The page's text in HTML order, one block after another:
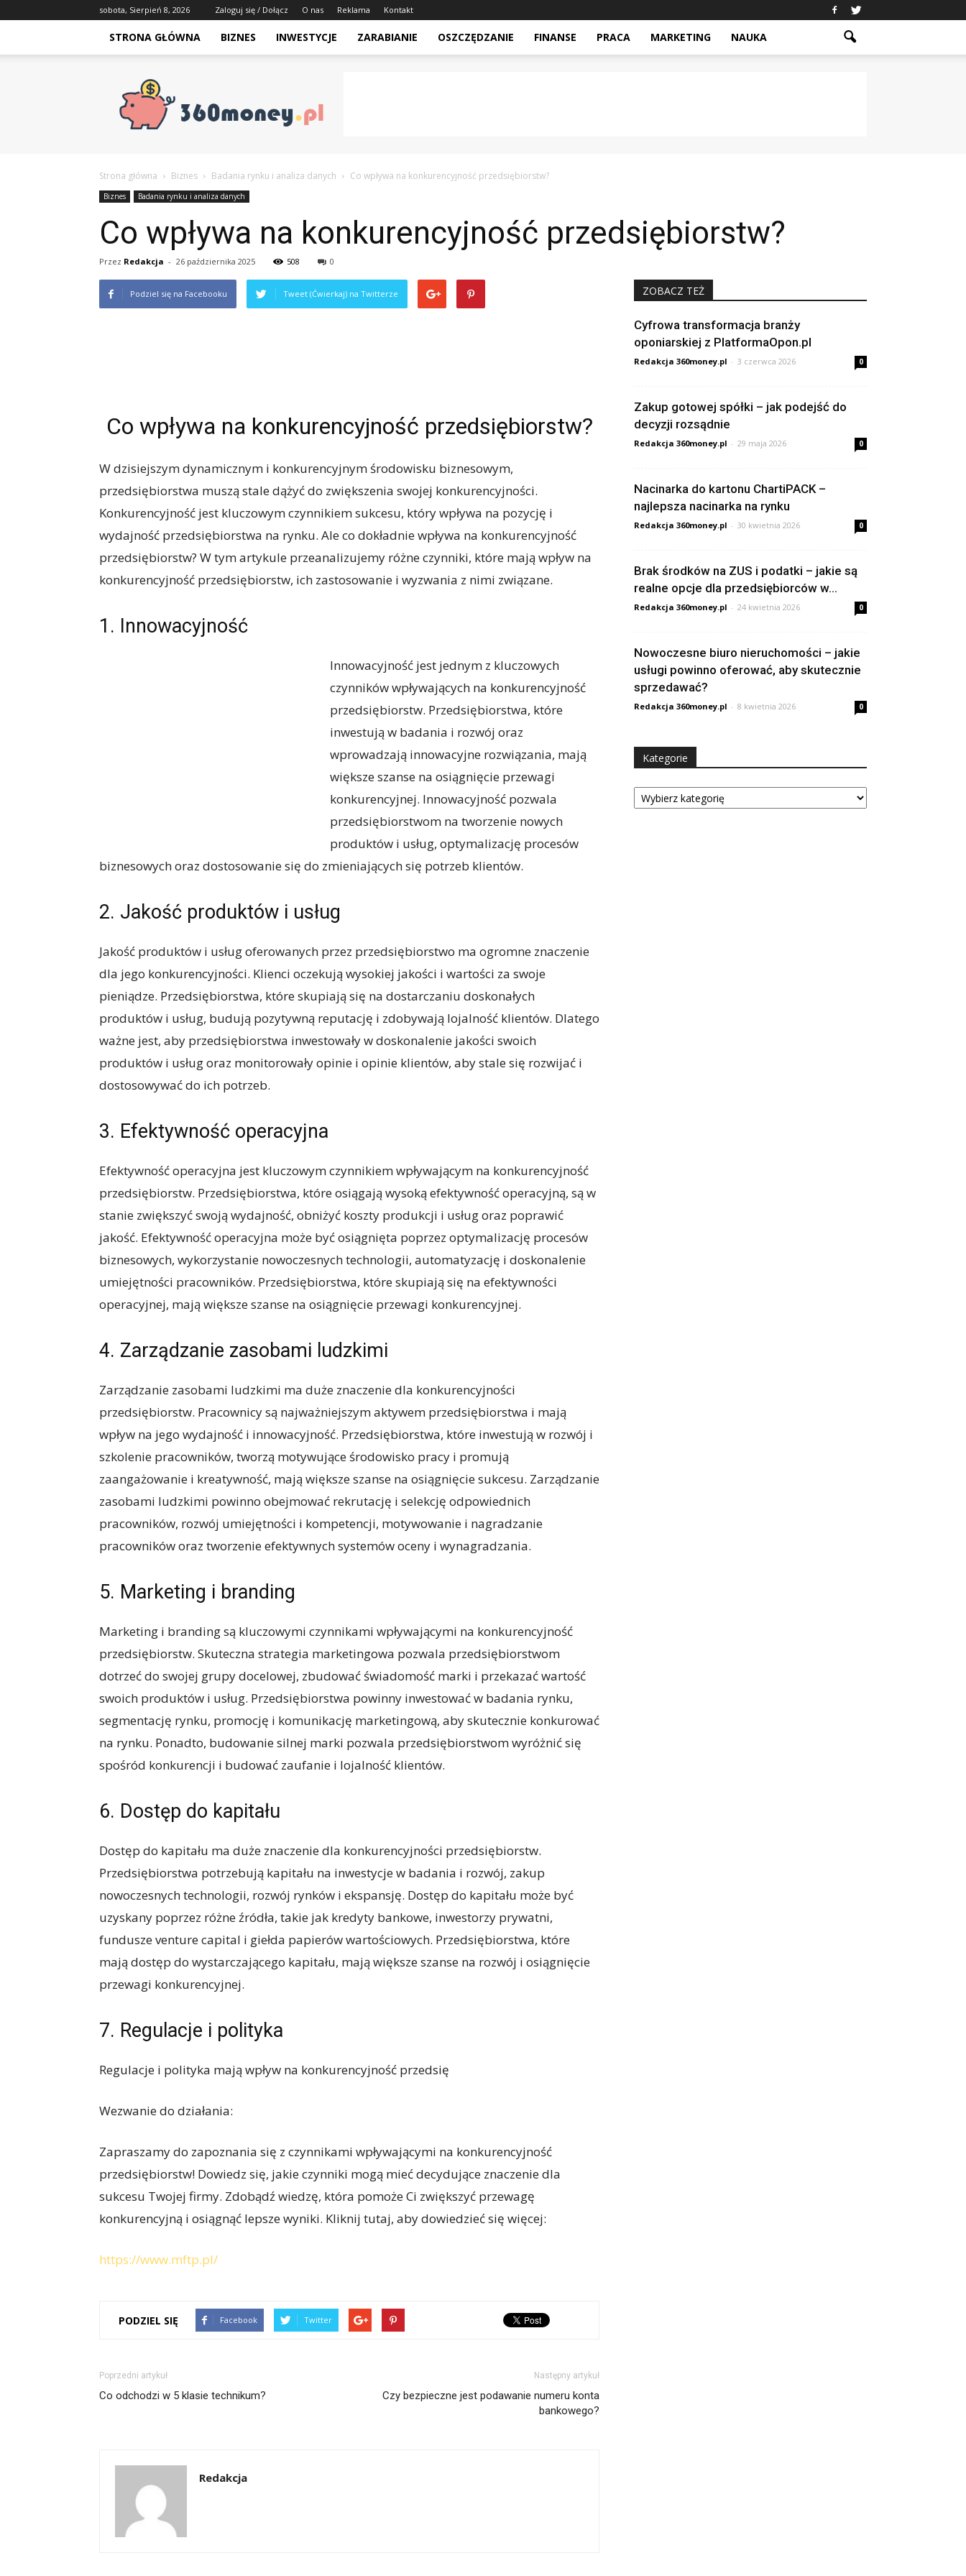
sobota, Sierpień 8, 2026 Zaloguj się / Dołącz O nas Reklama Kontakt
STRONA GŁÓWNA BIZNES INWESTYCJE ZARABIANIE OSZCZĘDZANIE FINANSE PRACA MARKETING NAUKA
Strona główna Biznes Badania rynku i analiza danych Co wpływa na konkurencyjność przedsiębiorstw?
Biznes Badania rynku i analiza danych
Co wpływa na konkurencyjność przedsiębiorstw?
Przez Redakcja - 26 października 2025 508 0
Podziel się na Facebooku Tweet (Ćwierkaj) na Twitterze
Co wpływa na konkurencyjność przedsiębiorstw?
W dzisiejszym dynamicznym i konkurencyjnym środowisku biznesowym,
przedsiębiorstwa muszą stale dążyć do zwiększenia swojej konkurencyjności.
Konkurencyjność jest kluczowym czynnikiem sukcesu, który wpływa na pozycję i
wydajność przedsiębiorstwa na rynku. Ale co dokładnie wpływa na konkurencyjność
przedsiębiorstw? W tym artykule przeanalizujemy różne czynniki, które mają wpływ na
konkurencyjność przedsiębiorstw, ich zastosowanie i wyzwania z nimi związane.
1. Innowacyjność
Innowacyjność jest jednym z kluczowych
czynników wpływających na konkurencyjność
przedsiębiorstw. Przedsiębiorstwa, które
inwestują w badania i rozwój oraz
wprowadzają innowacyjne rozwiązania, mają
większe szanse na osiągnięcie przewagi
konkurencyjnej. Innowacyjność pozwala
przedsiębiorstwom na tworzenie nowych
produktów i usług, optymalizację procesów
biznesowych oraz dostosowanie się do zmieniających się potrzeb klientów.
2. Jakość produktów i usług
Jakość produktów i usług oferowanych przez przedsiębiorstwo ma ogromne znaczenie
dla jego konkurencyjności. Klienci oczekują wysokiej jakości i wartości za swoje
pieniądze. Przedsiębiorstwa, które skupiają się na dostarczaniu doskonałych
produktów i usług, budują pozytywną reputację i zdobywają lojalność klientów. Dlatego
ważne jest, aby przedsiębiorstwa inwestowały w doskonalenie jakości swoich
produktów i usług oraz monitorowały opinie i opinie klientów, aby stale się rozwijać i
dostosowywać do ich potrzeb.
3. Efektywność operacyjna
Efektywność operacyjna jest kluczowym czynnikiem wpływającym na konkurencyjność
przedsiębiorstw. Przedsiębiorstwa, które osiągają wysoką efektywność operacyjną, są w
stanie zwiększyć swoją wydajność, obniżyć koszty produkcji i usług oraz poprawić
jakość. Efektywność operacyjna może być osiągnięta poprzez optymalizację procesów
biznesowych, wykorzystanie nowoczesnych technologii, automatyzację i doskonalenie
umiejętności pracowników. Przedsiębiorstwa, które skupiają się na efektywności
operacyjnej, mają większe szanse na osiągnięcie przewagi konkurencyjnej.
4. Zarządzanie zasobami ludzkimi
Zarządzanie zasobami ludzkimi ma duże znaczenie dla konkurencyjności
przedsiębiorstw. Pracownicy są najważniejszym aktywem przedsiębiorstwa i mają
wpływ na jego wydajność i innowacyjność. Przedsiębiorstwa, które inwestują w rozwój i
szkolenie pracowników, tworzą motywujące środowisko pracy i promują
zaangażowanie i kreatywność, mają większe szanse na osiągnięcie sukcesu. Zarządzanie
zasobami ludzkimi powinno obejmować rekrutację i selekcję odpowiednich
pracowników, rozwój umiejętności i kompetencji, motywowanie i nagradzanie
pracowników oraz tworzenie efektywnych systemów oceny i wynagradzania.
5. Marketing i branding
Marketing i branding są kluczowymi czynnikami wpływającymi na konkurencyjność
przedsiębiorstw. Skuteczna strategia marketingowa pozwala przedsiębiorstwom
dotrzeć do swojej grupy docelowej, zbudować świadomość marki i przekazać wartość
swoich produktów i usług. Przedsiębiorstwa powinny inwestować w badania rynku,
segmentację rynku, promocję i komunikację marketingową, aby skutecznie konkurować
na rynku. Ponadto, budowanie silnej marki pozwala przedsiębiorstwom wyróżnić się
spośród konkurencji i budować zaufanie i lojalność klientów.
6. Dostęp do kapitału
Dostęp do kapitału ma duże znaczenie dla konkurencyjności przedsiębiorstw.
Przedsiębiorstwa potrzebują kapitału na inwestycje w badania i rozwój, zakup
nowoczesnych technologii, rozwój rynków i ekspansję. Dostęp do kapitału może być
uzyskany poprzez różne źródła, takie jak kredyty bankowe, inwestorzy prywatni,
fundusze venture capital i giełda papierów wartościowych. Przedsiębiorstwa, które
mają dostęp do wystarczającego kapitału, mają większe szanse na rozwój i osiągnięcie
przewagi konkurencyjnej.
7. Regulacje i polityka
Regulacje i polityka mają wpływ na konkurencyjność przedsię
Wezwanie do działania:
Zapraszamy do zapoznania się z czynnikami wpływającymi na konkurencyjność
przedsiębiorstw! Dowiedz się, jakie czynniki mogą mieć decydujące znaczenie dla
sukcesu Twojej firmy. Zdobądź wiedzę, która pomoże Ci zwiększyć przewagę
konkurencyjną i osiągnąć lepsze wyniki. Kliknij tutaj, aby dowiedzieć się więcej:
https://www.mftp.pl/
PODZIEL SIĘ Facebook Twitter
Poprzedni artykuł
Co odchodzi w 5 klasie technikum?
Następny artykuł
Czy bezpieczne jest podawanie numeru konta
bankowego?
Redakcja
ZOBACZ TEŻ
Cyfrowa transformacja branży
oponiarskiej z PlatformaOpon.pl
Redakcja 360money.pl - 3 czerwca 2026 0
Zakup gotowej spółki – jak podejść do
decyzji rozsądnie
Redakcja 360money.pl - 29 maja 2026 0
Nacinarka do kartonu ChartiPACK –
najlepsza nacinarka na rynku
Redakcja 360money.pl - 30 kwietnia 2026 0
Brak środków na ZUS i podatki – jakie są
realne opcje dla przedsiębiorców w...
Redakcja 360money.pl - 24 kwietnia 2026 0
Nowoczesne biuro nieruchomości – jakie
usługi powinno oferować, aby skutecznie
sprzedawać?
Redakcja 360money.pl - 8 kwietnia 2026 0
Kategorie
Kategorie